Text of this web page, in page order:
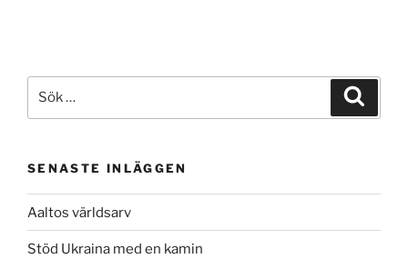
efter:
SENASTE INLÄGGEN
Aaltos världsarv
Stöd Ukraina med en kamin